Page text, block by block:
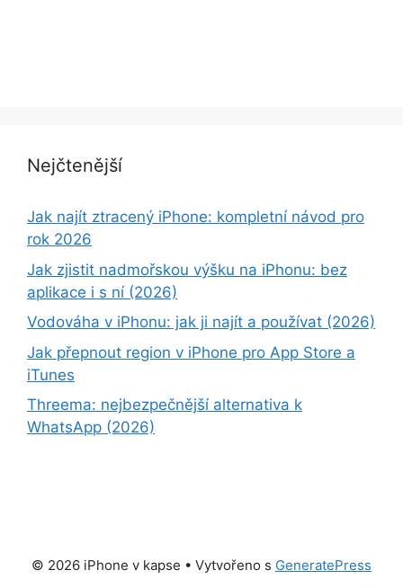
Nejčtenější
Jak najít ztracený iPhone: kompletní návod pro
rok 2026
Jak zjistit nadmořskou výšku na iPhonu: bez
aplikace i s ní (2026)
Vodováha v iPhonu: jak ji najít a používat (2026)
Jak přepnout region v iPhone pro App Store a
iTunes
Threema: nejbezpečnější alternativa k
WhatsApp (2026)
© 2026 iPhone v kapse • Vytvořeno s GeneratePress